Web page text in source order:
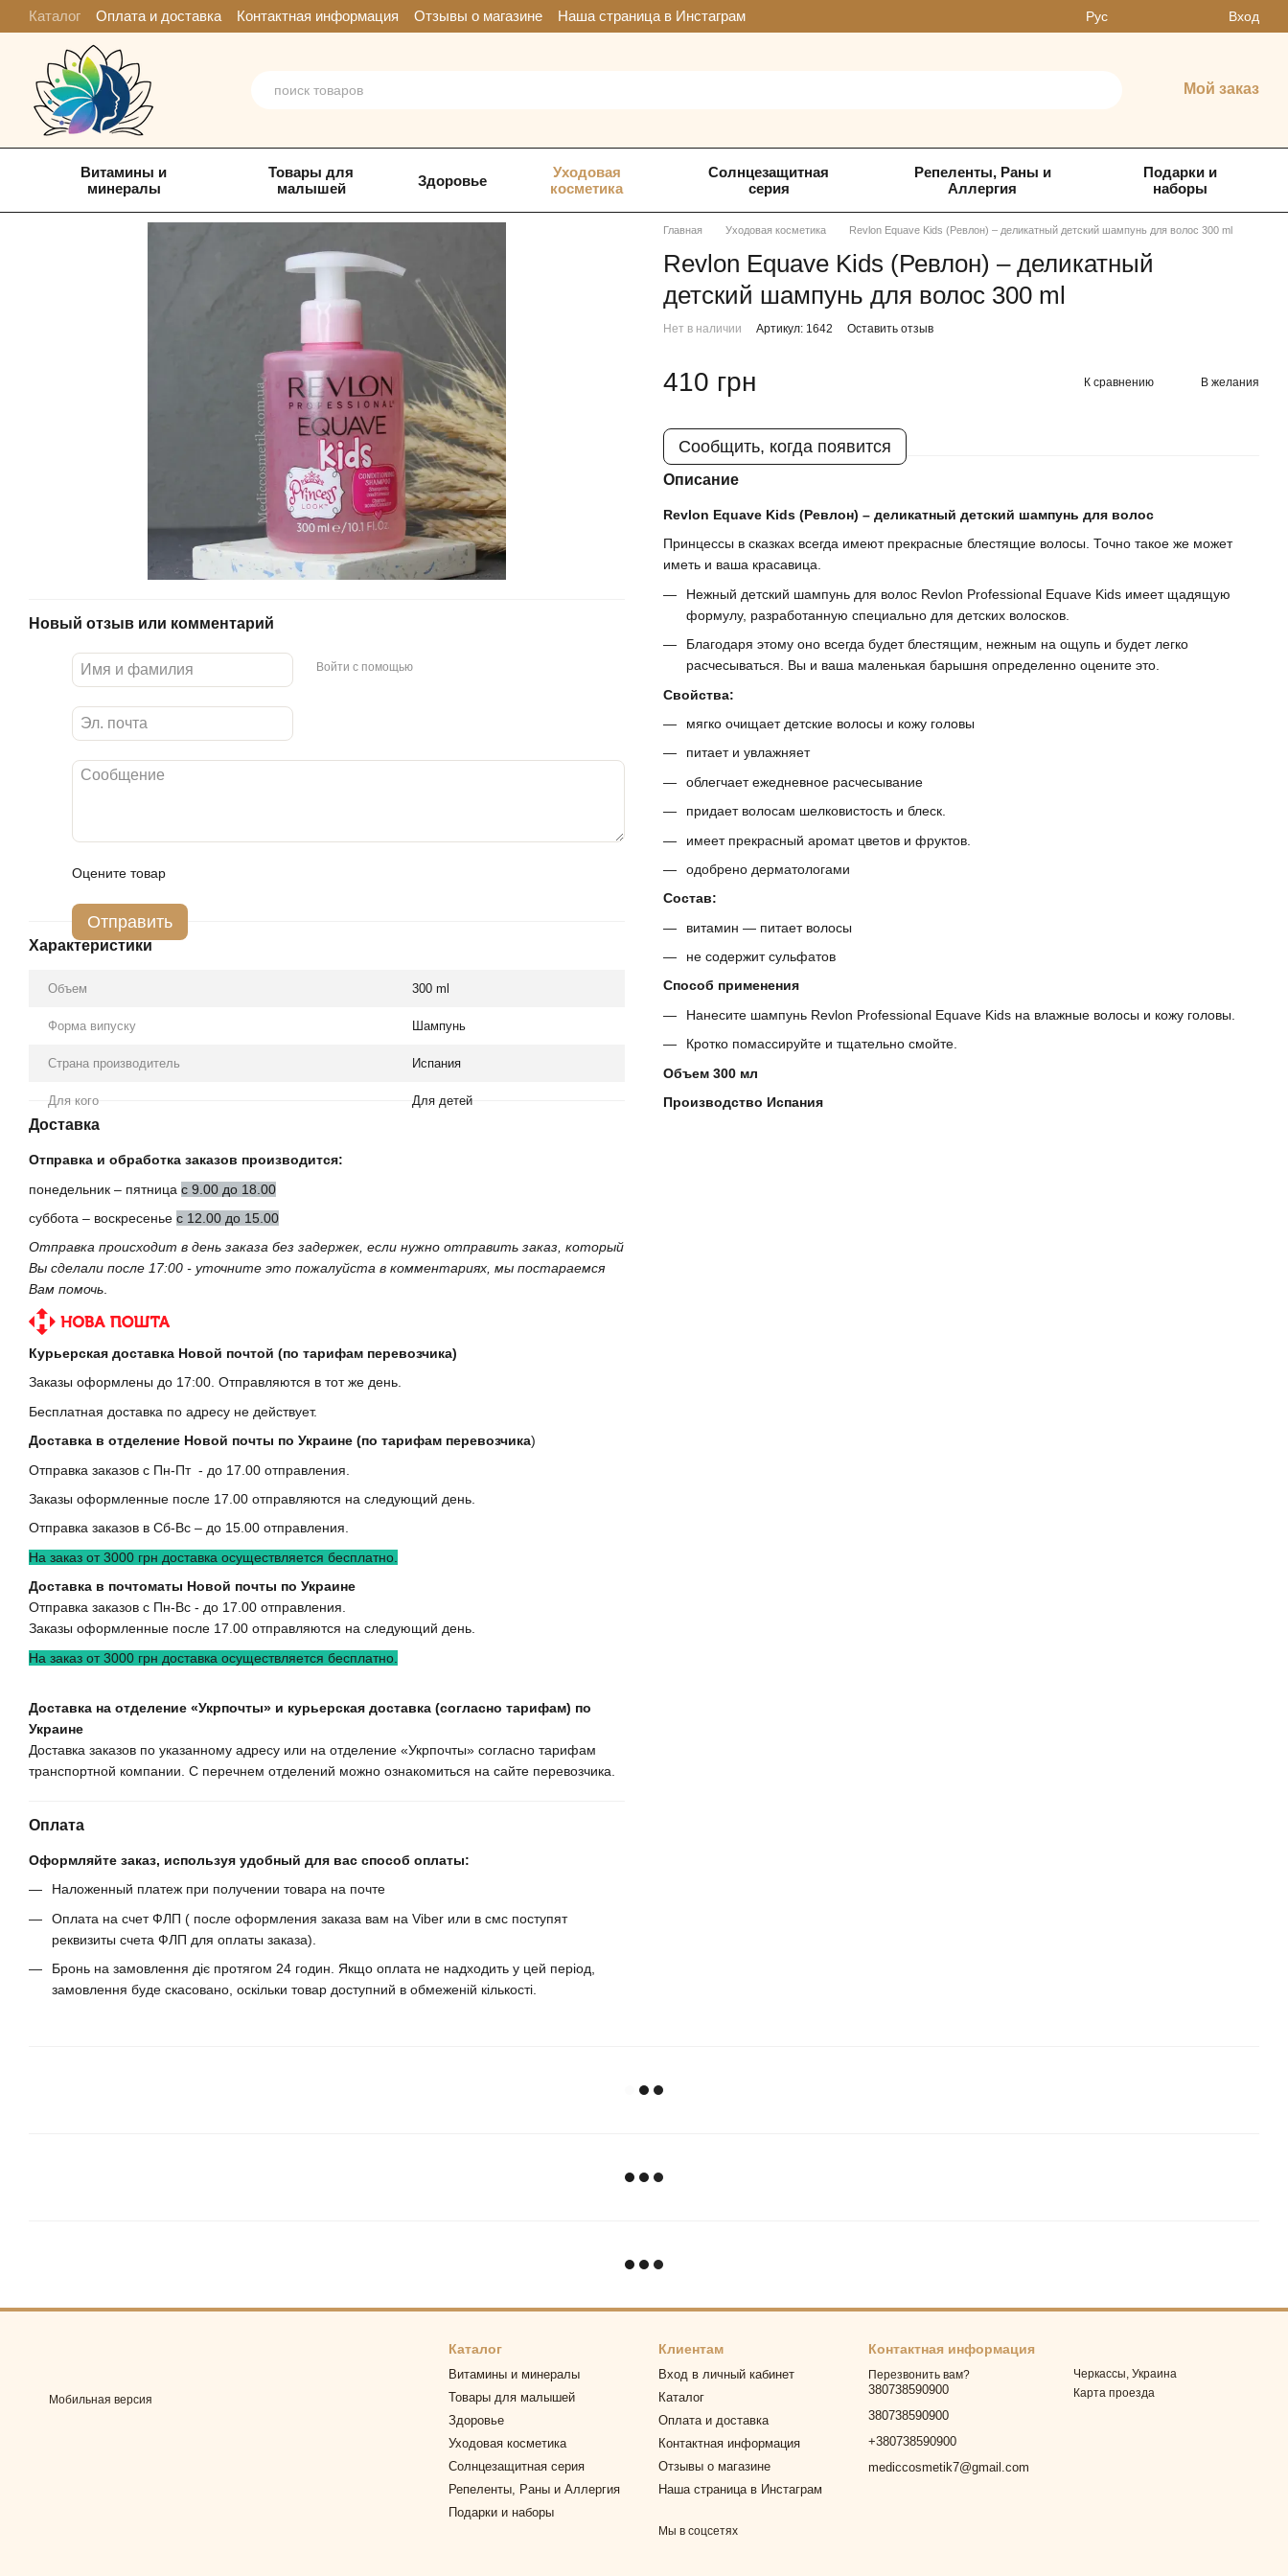
Перейти к основному контенту
Каталог Оплата и доставка Контактная информация Отзывы о магазине Наша страница в Инстаграм Рус Вход
Мой заказ
Витамины и
минералы
Товары для
малышей
Здоровье
Уходовая
косметика
Солнцезащитная
серия
Репеленты, Раны и
Аллергия
Подарки и
наборы
Новый отзыв или комментарий
Войти с помощью
Оцените товар
Отправить
Характеристики
Объем 300 ml
Форма випуску Шампунь
Страна производитель Испания
Для кого Для детей
Доставка
Отправка и обработка заказов производится:
понедельник – пятница с 9.00 до 18.00
суббота – воскресенье с 12.00 до 15.00
Отправка происходит в день заказа без задержек, если нужно отправить заказ, который
Вы сделали после 17:00 - уточните это пожалуйста в комментариях, мы постараемся
Вам помочь.
Курьерская доставка Новой почтой (по тарифам перевозчика)
Заказы оформлены до 17:00. Отправляются в тот же день.
Бесплатная доставка по адресу не действует.
Доставка в отделение Новой почты по Украине (по тарифам перевозчика)
Отправка заказов с Пн-Пт - до 17.00 отправления.
Заказы оформленные после 17.00 отправляются на следующий день.
Отправка заказов в Сб-Вс – до 15.00 отправления.
На заказ от 3000 грн доставка осуществляется бесплатно.
Доставка в почтоматы Новой почты по Украине
Отправка заказов с Пн-Вс - до 17.00 отправления.
Заказы оформленные после 17.00 отправляются на следующий день.
На заказ от 3000 грн доставка осуществляется бесплатно.
Доставка на отделение «Укрпочты» и курьерская доставка (согласно тарифам) по
Украине
Доставка заказов по указанному адресу или на отделение «Укрпочты» согласно тарифам
транспортной компании. С перечнем отделений можно ознакомиться на сайте перевозчика.
Оплата
Оформляйте заказ, используя удобный для вас способ оплаты:
Наложенный платеж при получении товара на почте
Оплата на счет ФЛП ( после оформления заказа вам на Viber или в смс поступят
реквизиты счета ФЛП для оплаты заказа).
Бронь на замовлення діє протягом 24 годин. Якщо оплата не надходить у цей період,
замовлення буде скасовано, оскільки товар доступний в обмеженій кількості.
Главная Уходовая косметика Revlon Equave Kids (Ревлон) – деликатный детский шампунь для волос 300 ml
Revlon Equave Kids (Ревлон) – деликатный
детский шампунь для волос 300 ml
Нет в наличии Артикул: 1642 Оставить отзыв
410 грн К сравнению В желания
Сообщить, когда появится
Описание
Revlon Equave Kids (Ревлон) – деликатный детский шампунь для волос
Принцессы в сказках всегда имеют прекрасные блестящие волосы. Точно такое же может
иметь и ваша красавица.
Нежный детский шампунь для волос Revlon Professional Equave Kids имеет щадящую
формулу, разработанную специально для детских волосков.
Благодаря этому оно всегда будет блестящим, нежным на ощупь и будет легко
расчесываться. Вы и ваша маленькая барышня определенно оцените это.
Свойства:
мягко очищает детские волосы и кожу головы
питает и увлажняет
облегчает ежедневное расчесывание
придает волосам шелковистость и блеск.
имеет прекрасный аромат цветов и фруктов.
одобрено дерматологами
Состав:
витамин — питает волосы
не содержит сульфатов
Способ применения
Нанесите шампунь Revlon Professional Equave Kids на влажные волосы и кожу головы.
Кротко помассируйте и тщательно смойте.
Объем 300 мл
Производство Испания
Мобильная версия
Каталог
Витамины и минералы
Товары для малышей
Здоровье
Уходовая косметика
Солнцезащитная серия
Репеленты, Раны и Аллергия
Подарки и наборы
Клиентам
Вход в личный кабинет
Каталог
Оплата и доставка
Контактная информация
Отзывы о магазине
Наша страница в Инстаграм
Мы в соцсетях
Контактная информация
Перезвонить вам?
380738590900
380738590900
+380738590900
mediccosmetik7@gmail.com
Черкассы, Украина
Карта проезда